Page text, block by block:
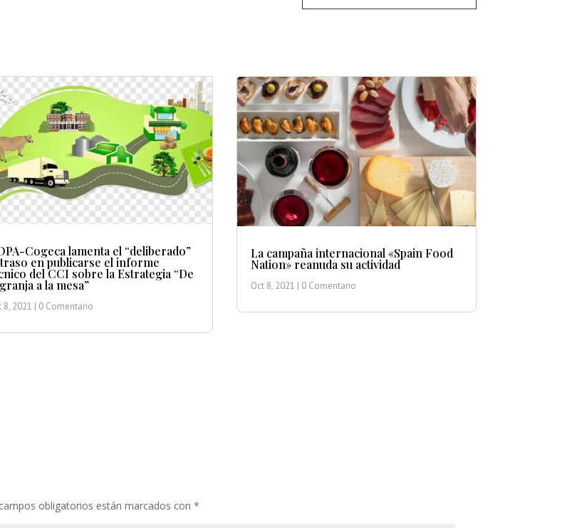
Cogeca lamenta el “deliberado”
en publicarse el informe
del CCI sobre la Estrategia “De
a la mesa”
8, 2021 | 0 Comentario
La campaña internacional «Spain Food
Nation» reanuda su actividad
Oct 8, 2021 | 0 Comentario
obligatorios están marcados con*